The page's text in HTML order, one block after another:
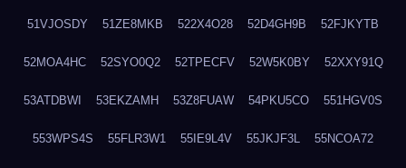
51VJOSDY 51ZE8MKB 522X4O28 52D4GH9B 52FJKYTB
52MOA4HC 52SYO0Q2 52TPECFV 52W5K0BY 52XXY91Q
53ATDBWI 53EKZAMH 53Z8FUAW 54PKU5CO 551HGV0S
553WPS4S 55FLR3W1 55IE9L4V 55JKJF3L 55NCOA72